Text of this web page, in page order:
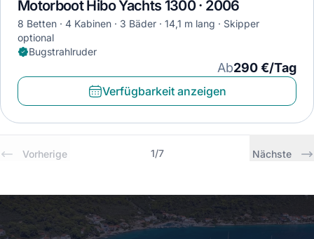
Motorboot Hibo Yachts 1300 · 2006
8 Betten 4 Kabinen 3 Bäder 14,1 m lang
Skipper
optional
Bugstrahlruder
Ab290 €/Tag
Verfügbarkeit anzeigen
Vorherige 1/7 Nächste